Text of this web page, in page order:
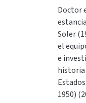
Doctor
Soler
el
e
historia
1950)